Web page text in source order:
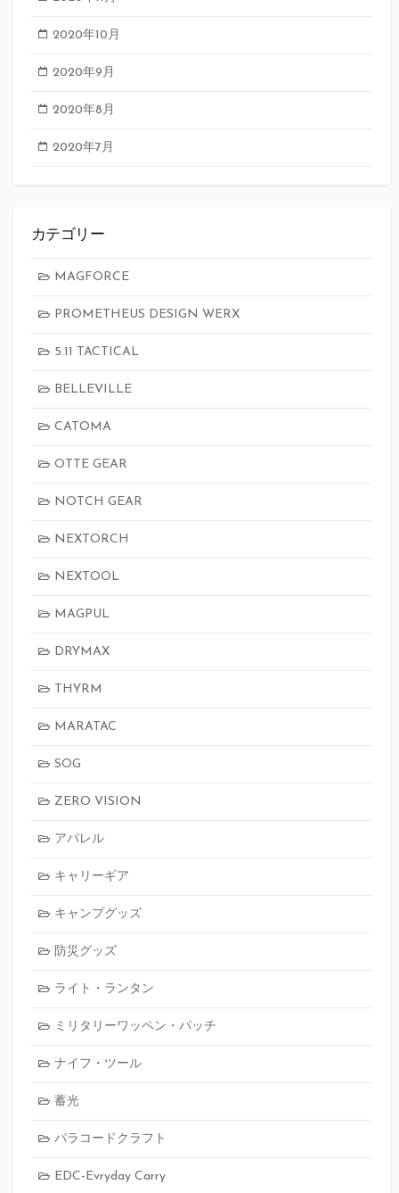
2020年10月
2020年9月
2020年8月
2020年7月
カテゴリー
MAGFORCE
PROMETHEUS DESIGN WERX
5.11 TACTICAL
BELLEVILLE
CATOMA
OTTE GEAR
NOTCH GEAR
NEXTORCH
NEXTOOL
MAGPUL
DRYMAX
THYRM
MARATAC
SOG
ZERO VISION
アパレル
キャリーギア
キャンプグッズ
防災グッズ
ライト・ランタン
ミリタリーワッペン・パッチ
ナイフ・ツール
蓄光
パラコードクラフト
EDC-Evryday Carry